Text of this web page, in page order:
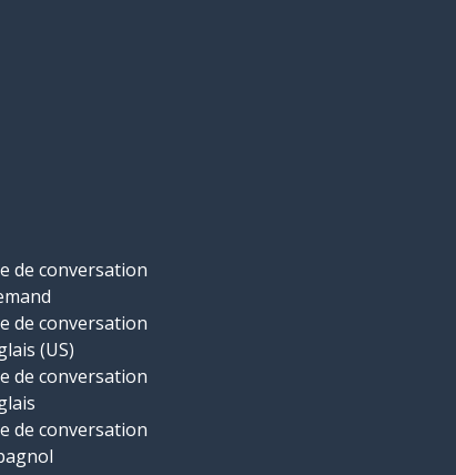
de conversation
de conversation
(US)
de conversation
de conversation